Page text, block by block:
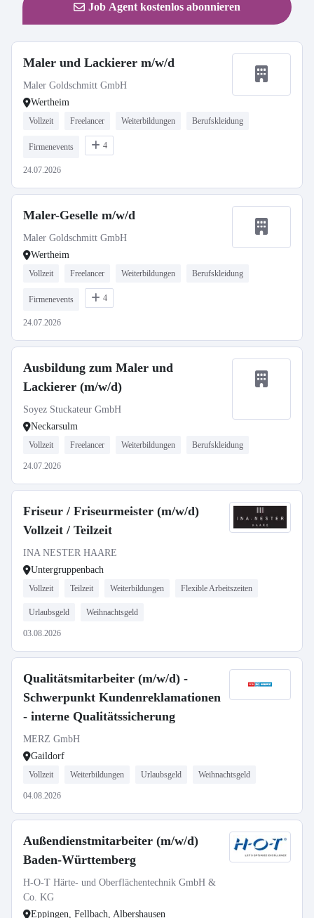
Job Agent kostenlos abonnieren
Maler und Lackierer m/w/d
Maler Goldschmitt GmbH
Wertheim
Vollzeit Freelancer Weiterbildungen Berufskleidung
Firmenevents 4
24.07.2026
Maler-Geselle m/w/d
Maler Goldschmitt GmbH
Wertheim
Vollzeit Freelancer Weiterbildungen Berufskleidung
Firmenevents 4
24.07.2026
Ausbildung zum Maler und
Lackierer (m/w/d)
Soyez Stuckateur GmbH
Neckarsulm
Vollzeit Freelancer Weiterbildungen Berufskleidung
24.07.2026
Friseur / Friseurmeister (m/w/d)
Vollzeit / Teilzeit
INA NESTER HAARE
Untergruppenbach
Vollzeit Teilzeit Weiterbildungen Flexible Arbeitszeiten
Urlaubsgeld Weihnachtsgeld
03.08.2026
Qualitätsmitarbeiter (m/w/d) -
Schwerpunkt Kundenreklamationen
- interne Qualitätssicherung
MERZ GmbH
Gaildorf
Vollzeit Weiterbildungen Urlaubsgeld Weihnachtsgeld
04.08.2026
Außendienstmitarbeiter (m/w/d)
Baden-Württemberg
H-O-T Härte- und Oberflächentechnik GmbH &
Co. KG
Eppingen, Fellbach, Albershausen